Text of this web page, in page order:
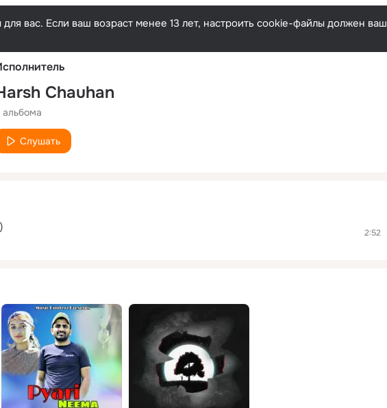
Русский
вас. Если ваш возраст менее 13 лет, настроить cookie-файлы должен ваш
Chauhan
альбома
Слушать
2:52